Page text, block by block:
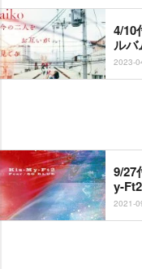
4/10
ルバ
2023-
9/27
y-
2021-